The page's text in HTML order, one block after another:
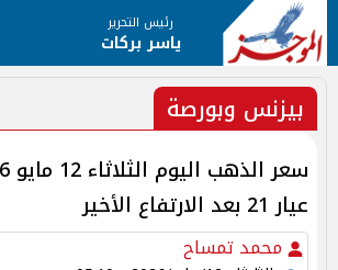
رئيس التحرير
ياسر بركات
بيزنس وبورصة
عيار 21 بعد الارتفاع الأخير
محمد تمساح